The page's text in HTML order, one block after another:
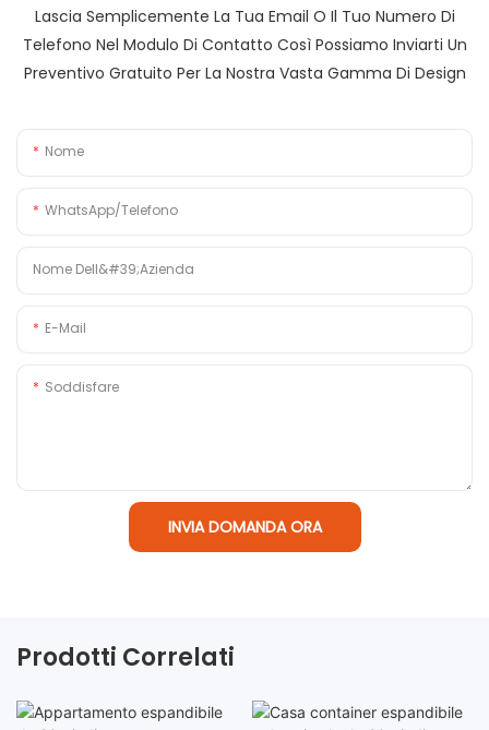
Lascia Semplicemente La Tua Email O Il Tuo Numero Di
Telefono Nel Modulo Di Contatto Così Possiamo Inviarti Un
Preventivo Gratuito Per La Nostra Vasta Gamma Di Design
Nome
WhatsApp/Telefono
Nome Dell&#39;azienda
E-Mail
Soddisfare
INVIA DOMANDA ORA
Prodotti Correlati